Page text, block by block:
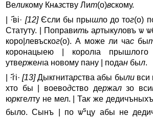
Великому Кнѧзству Лит(о)вскому.
| ·҃ві· [12]Єсли бы прышло до тог(о)
Статутy. | Поправить артыкуловъ ѡ
коро|левъског(о). А може ли час бы
коронацыею | королıa прышлого
yтверженıa новому пану | подан был.
| ·҃гі·[13]Дыкгнитарства абы быливси
хто бы | воеводство держалзо вси
юркгелту не мел. | Так же
было. Сынъ | по ѡsцy абы не